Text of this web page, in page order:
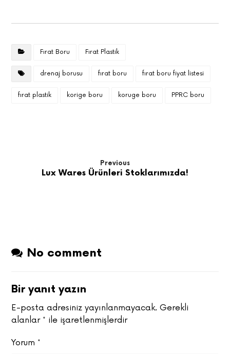
Fırat Boru Fırat Plastik
drenaj borusu fırat boru fırat boru fiyat listesi
fırat plastik korige boru koruge boru PPRC boru
Previous
Lux Wares Ürünleri Stoklarımızda!
No comment
Bir yanıt yazın
E-posta adresiniz yayınlanmayacak. Gerekli
alanlar * ile işaretlenmişlerdir
Yorum *